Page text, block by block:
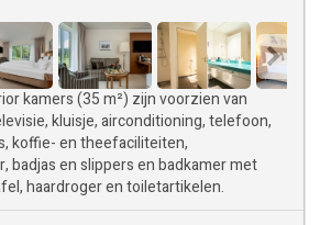
kamers (35 m²) zijn voorzien van
kluisje, airconditioning, telefoon,
koffie- en theefaciliteiten,
badjas en slippers en badkamer met
haardroger en toiletartikelen.